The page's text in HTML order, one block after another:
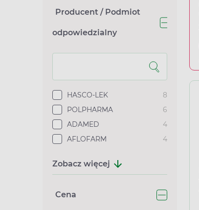
Producent / Podmiot
odpowiedzialny
HASCO-LEK
8
POLPHARMA
6
ADAMED
4
AFLOFARM
4
Zobacz więcej
Cena